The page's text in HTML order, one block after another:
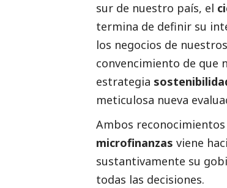
sur de nuestro país, el
termina de definir su
los negocios de
convencimiento de que
estrategia
meticulosa nueva
Ambos
microfinanzas viene
sustantivamente su
todas las decisiones.